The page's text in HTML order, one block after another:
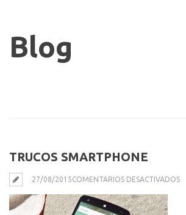
Blog
TRUCOS SMARTPHONE
27/08/2015COMENTARIOS DESACTIVADOSEN